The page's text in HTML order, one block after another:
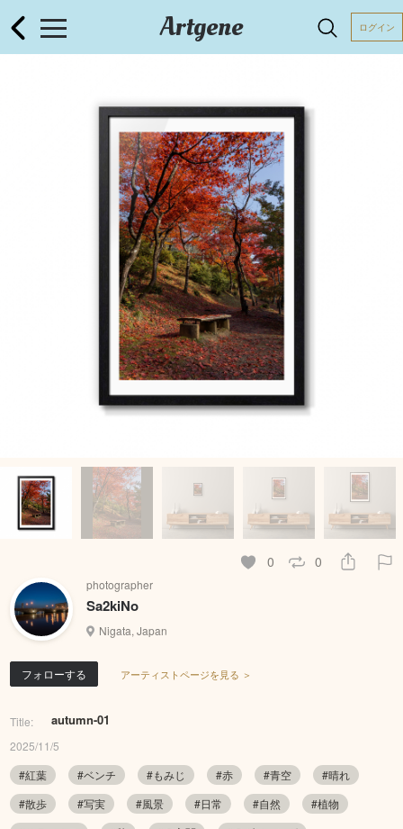
Artgene ログイン
0 0
photographer
Sa2kiNo
Nigata, Japan
フォローする アーティストページを見る ＞
Title: autumn-01
2025/11/5
#紅葉
#ベンチ #もみじ #赤 #青空
#晴れ
#散歩
#写実 #風景 #日常 #自然
#植物